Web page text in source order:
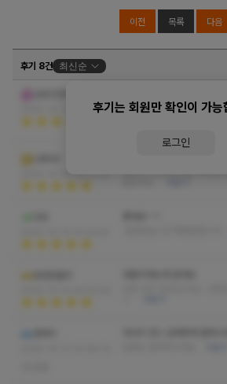
이전 목록 다음
후기 8건 최신순
후기는 회원만 확인이 가능
로그인
2025-10-17 09:20:06
편하게 받아야하는게 우선이